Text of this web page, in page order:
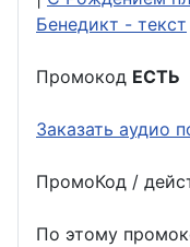
Бенедикт - текст
Промокод ЕСТЬ
Заказать аудио
ПромоКод /
По этому